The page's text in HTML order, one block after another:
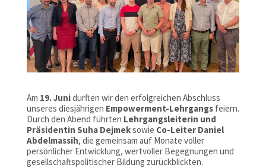
Am 19. Junidurften wir den erfolgreichen Abschluss
unseres diesjährigen Empowerment-Lehrgangsfeiern.
Durch den Abend führten Lehrgangsleiterin und
Präsidentin Suha Dejmeksowie Co-Leiter Daniel
Abdelmassih, die gemeinsam auf Monate voller
persönlicher Entwicklung, wertvoller Begegnungen und
gesellschaftspolitischer Bildung zurückblickten.